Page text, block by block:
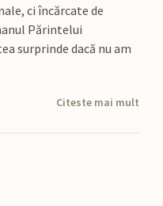
ci încărcate de
Părintelui
surprinde dacă nu am
Citeste mai mult